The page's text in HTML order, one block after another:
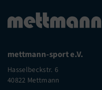
mettmann-sport e.V.
Hasselbeckstr. 6
40822 Mettmann